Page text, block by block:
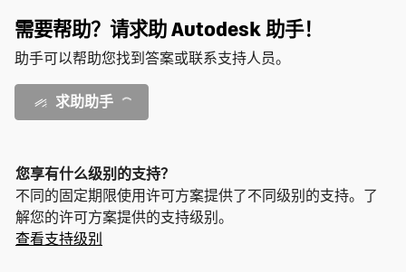
需要帮助？请求助 Autodesk 助手！
助手可以帮助您找到答案或联系支持人员。
求助助手
您享有什么级别的支持？
不同的固定期限使用许可方案提供了不同级别的支持。了
解您的许可方案提供的支持级别。
查看支持级别